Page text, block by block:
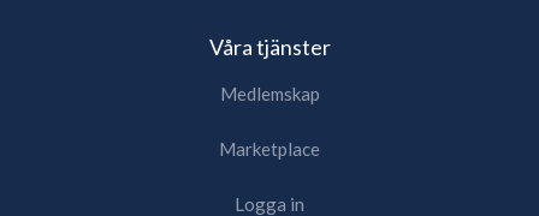
Våra tjänster
Medlemskap
Marketplace
Logga in